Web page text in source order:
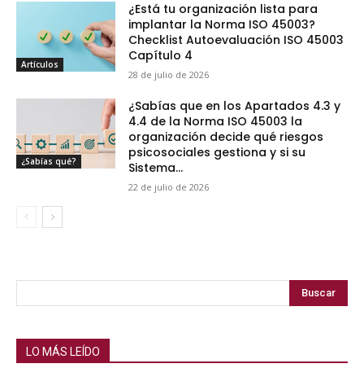
Artículos
¿Está tu organización lista para
implantar la Norma ISO 45003?
Checklist Autoevaluación ISO 45003
Capítulo 4
28 de julio de 2026
¿Sabías qué?
¿Sabías que en los Apartados 4.3 y
4.4 de la Norma ISO 45003 la
organización decide qué riesgos
psicosociales gestiona y si su
Sistema...
22 de julio de 2026
Buscar
LO MÁS LEÍDO